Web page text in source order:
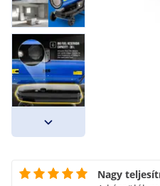
Nagy